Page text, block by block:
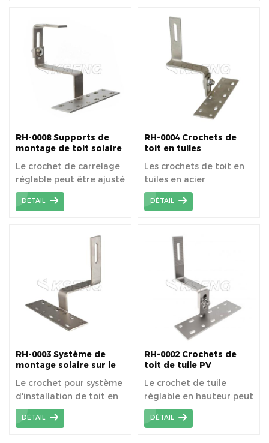
espagnoles / romaines /
en argile / incurvées.
RH-0008 Supports de
montage de toit solaire
Le crochet de carrelage
réglable peut être ajusté
horizontalement et
verticalement, ce qui
crochet de carrelage
DÉTAIL
RH-0004 Crochets de
toit en tuiles
Les crochets de toit en
tuiles en acier
inoxydable sont
spécialement conçus
en tuiles, ancrés sur la
poutre de toit pour
installer des rails.
DÉTAIL
RH-0003 Système de
montage solaire sur le
tuiles
Le crochet pour système
d'installation de toit en
tuiles est spécialement
conçu pour l'installation
DÉTAIL
RH-0002 Crochets de
toit de tuile PV
pour toit en pente
Le crochet de tuile
réglable en hauteur peut
être utilisé pour une
installation solaire sur un
DÉTAIL